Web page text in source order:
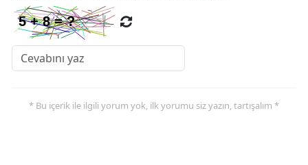
* Bu içerik ile ilgili yorum yok, ilk yorumu siz yazın, tartışalım *